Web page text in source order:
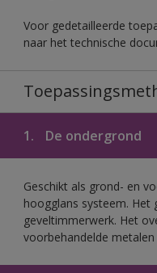
Voor gedetailleerde
naar het technische
1. De ondergrond
Geschikt als grond- en
hoogglans systeem. Het
geveltimmerwerk. Het
voorbehandelde